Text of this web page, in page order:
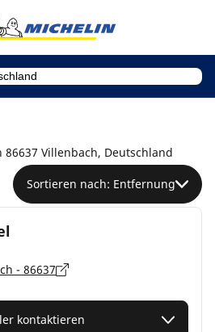
Villenbach, Deutschland
Sortieren nach: Entfernung
- 86637
kontaktieren